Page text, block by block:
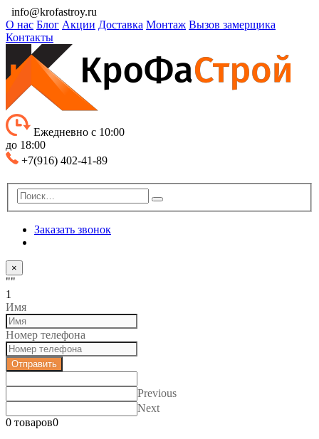
info@krofastroy.ru
О нас Блог Акции Доставка Монтаж Вызов замерщика
Контакты
Ежедневно с 10:00
до 18:00
+7(916) 402-41-89
Заказать звонок
×
""
1
Имя
Номер телефона
Отправить
Previous
Next
0 товаров0